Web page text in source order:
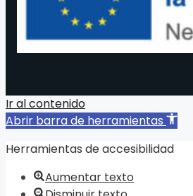
Ir al contenido
Abrir barra de herramientas
Herramientas de accesibilidad
Aumentar texto